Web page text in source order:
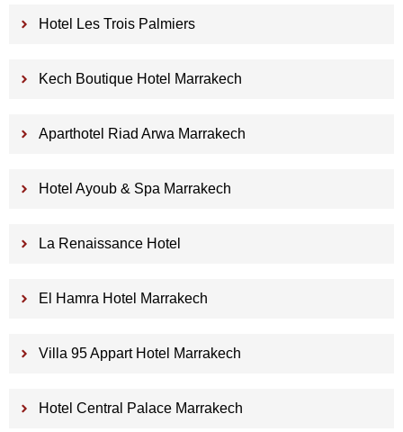
Hotel Les Trois Palmiers
Kech Boutique Hotel Marrakech
Aparthotel Riad Arwa Marrakech
Hotel Ayoub & Spa Marrakech
La Renaissance Hotel
El Hamra Hotel Marrakech
Villa 95 Appart Hotel Marrakech
Hotel Central Palace Marrakech